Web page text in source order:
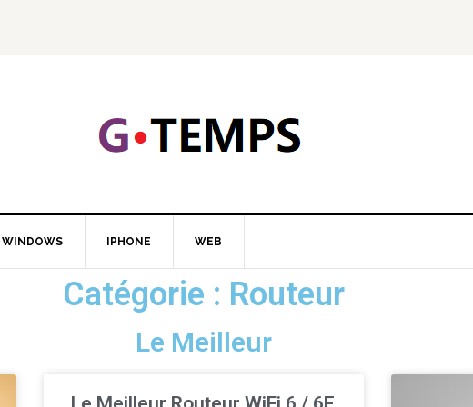
WINDOWS IPHONE WEB
Catégorie : Routeur
Le Meilleur